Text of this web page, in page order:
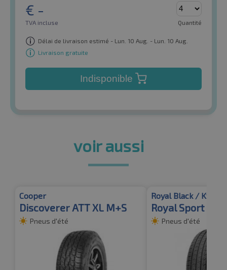
€ -
TVA incluse Quantité
Délai de livraison estimé - Lun. 10 Aug. - Lun. 10 Aug.
Livraison gratuite
Indisponible
voir aussi
Cooper
Discoverer ATT XL M+S
Pneus d'été
Royal Black / Kyoto
Royal Sport
Pneus d'été